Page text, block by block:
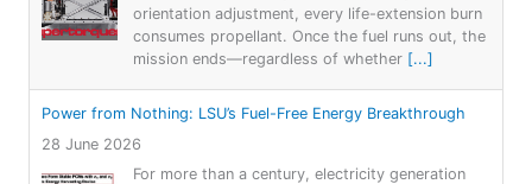
orientation adjustment, every life-extension burn
consumes propellant. Once the fuel runs out, the
mission ends—regardless of whether [...]
Power from Nothing: LSU’s Fuel-Free Energy Breakthrough
28 June 2026
For more than a century, electricity generation